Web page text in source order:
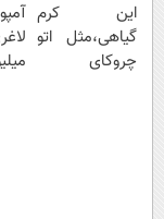
این کرم
گیاهی،مثل اتو
چروکای